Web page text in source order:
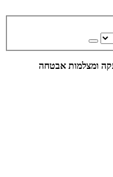
ומצלמות אבטחה